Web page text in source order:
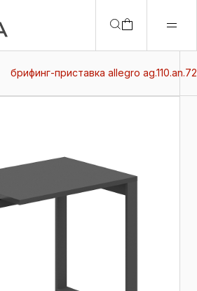
брифинг-приставка allegro ag.110.an.72